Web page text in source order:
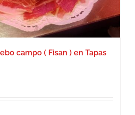
campo ( Fisan ) en Tapas